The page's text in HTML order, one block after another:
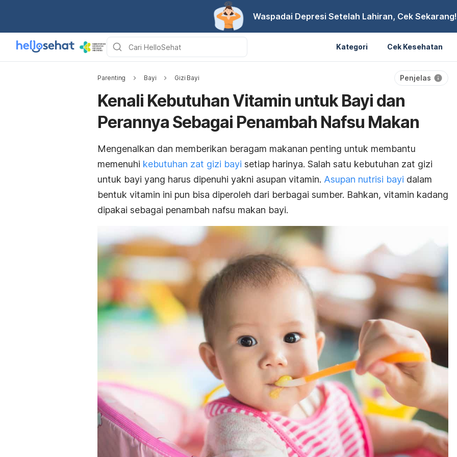
Waspadai Depresi Setelah Lahiran, Cek Sekarang!
Kategori Cek Kesehatan
Parenting Bayi Gizi Bayi Penjelas
Kenali Kebutuhan Vitamin untuk Bayi dan
Perannya Sebagai Penambah Nafsu Makan
Mengenalkan dan memberikan beragam makanan penting untuk membantu
memenuhi kebutuhan zat gizi bayi setiap harinya. Salah satu kebutuhan zat gizi
untuk bayi yang harus dipenuhi yakni asupan vitamin. Asupan nutrisi bayi dalam
bentuk vitamin ini pun bisa diperoleh dari berbagai sumber. Bahkan, vitamin kadang
dipakai sebagai penambah nafsu makan bayi.